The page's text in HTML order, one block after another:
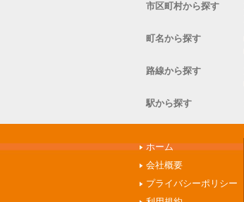
市区町村から探す
町名から探す
路線から探す
駅から探す
ホーム
会社概要
プライバシーポリシー